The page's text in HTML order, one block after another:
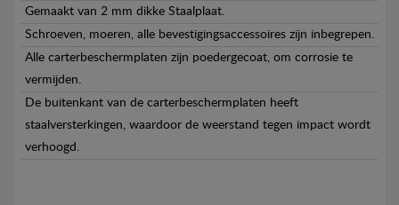
Gemaakt van 2 mm dikke Staalplaat.
Schroeven, moeren, alle bevestigingsaccessoires zijn inbegrepen.
Alle carterbeschermplaten zijn poedergecoat, om corrosie te
vermijden.
De buitenkant van de carterbeschermplaten heeft
staalversterkingen, waardoor de weerstand tegen impact wordt
verhoogd.